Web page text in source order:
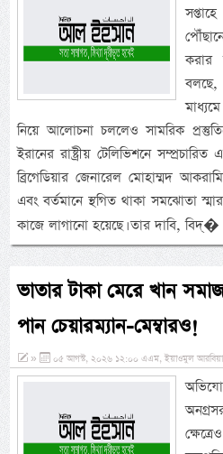
করার
বলছে,
নিয়ে আলোচনা চললেও সামরিক
ইরানের রাষ্ট্রীয় টেলিভিশনে
ব্রিগেডিয়ার জেনারেল মোহাম্মদ
এবং বর্তমানে স্থগিত থাকা সমঝোতা
কাজে লাগানো হয়েছে। তার দাবি,
ভাতার টাকা মেরে খান
পান চেয়ারম্যান-মেম্বারও!
» ০৫ আগস্ট, ২০২৬ ১২:০০ এএম, ইয়াওমুল আরবিয়া